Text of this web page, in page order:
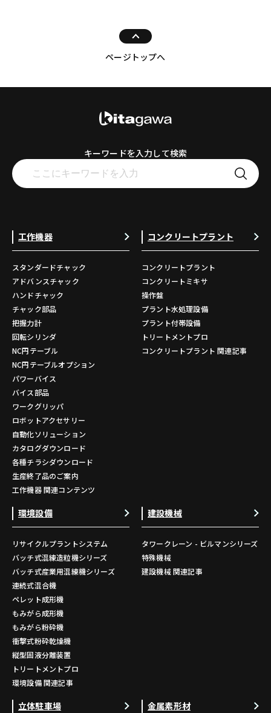
ページトップへ
キーワードを入力して検索
工作機器
スタンダードチャック
アドバンスチャック
ハンドチャック
チャック部品
把握力計
回転シリンダ
NC円テーブル
NC円テーブルオプション
パワーバイス
バイス部品
ワークグリッパ
ロボットアクセサリー
自動化ソリューション
カタログダウンロード
各種チラシダウンロード
生産終了品のご案内
工作機器 関連コンテンツ
コンクリートプラント
コンクリートプラント
コンクリートミキサ
操作盤
プラント水処理設備
プラント付帯設備
トリートメントプロ
コンクリートプラント 関連記事
環境設備
リサイクルプラントシステム
バッチ式混練造粒機シリーズ
バッチ式産業用混練機シリーズ
連続式混合機
ペレット成形機
もみがら成形機
もみがら粉砕機
衝撃式粉砕乾燥機
縦型固液分離装置
トリートメントプロ
環境設備 関連記事
建設機械
タワークレーン - ビルマンシリーズ
特殊機械
建設機械 関連記事
立体駐車場 金属素形材